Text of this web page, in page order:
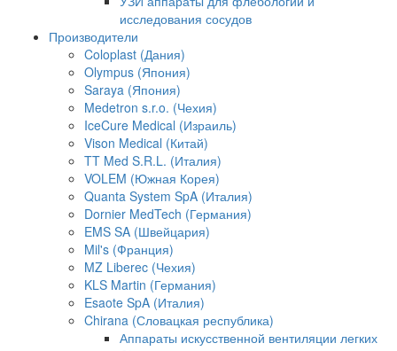
исследования сосудов
Производители
Coloplast (Дания)
Olympus (Япония)
Saraya (Япония)
Medetron s.r.o. (Чехия)
IceCure Medical (Израиль)
Vison Medical (Китай)
TT Med S.R.L. (Италия)
VOLEM (Южная Корея)
Quanta System SpA (Италия)
Dornier MedTech (Германия)
EMS SA (Швейцария)
Mil's (Франция)
MZ Liberec (Чехия)
KLS Martin (Германия)
Esaote SpA (Италия)
Chirana (Словацкая республика)
Аппараты искусственной вентиляции легких